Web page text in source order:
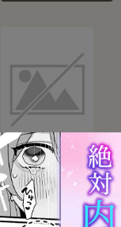
Take a penalty